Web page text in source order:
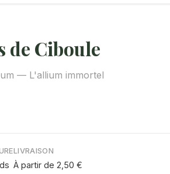
de Ciboule
— L'allium immortel
LIVRAISON
À partir de 2,50 €